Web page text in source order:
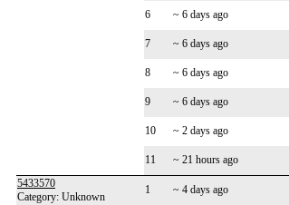
6 ~ 6 days ago
7 ~ 6 days ago
8
~ 6 days ago
9 ~ 6 days ago
10 ~ 2 days ago
11 ~ 21 hours ago
5433570
Category: Unknown
1 ~ 4 days ago